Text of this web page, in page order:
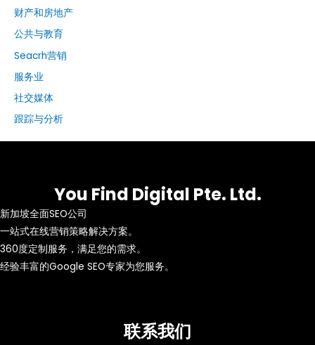
财产和房地产
公共与教育
Seacrh营销
服务业
社交媒体
跟踪与分析
You Find Digital Pte. Ltd.
新加坡全面SEO公司
一站式在线营销策略解决方案。
360度定制服务，满足您的需求。
经验丰富的Google SEO专家为您服务。
联系我们